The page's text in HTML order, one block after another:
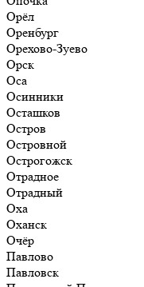
Орёл
Оренбург
Орехово-Зуево
Орск
Оса
Осинники
Осташков
Остров
Островной
Острогожск
Отрадное
Отрадный
Оха
Оханск
Очёр
Павлово
Павловск